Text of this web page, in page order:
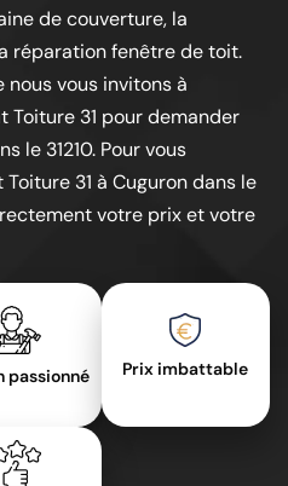
de couverture, la
réparation fenêtre de toit.
nous vous invitons à
Toiture 31 pour demander
le 31210. Pour vous
31 à Cuguron dans le
votre prix et votre
passionné Prix imbattable